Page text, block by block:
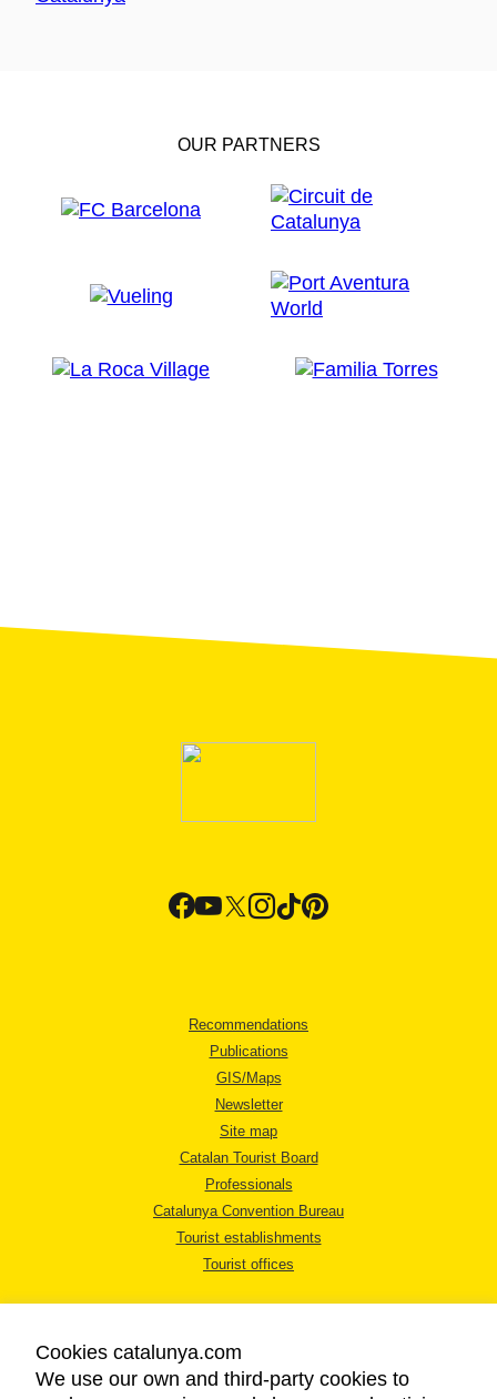
OUR PARTNERS
Recommendations
Publications
GIS/Maps
Newsletter
Site map
Catalan Tourist Board
Professionals
Catalunya Convention Bureau
Tourist establishments
Tourist offices
Cookies catalunya.com
We use our own and third-party cookies to